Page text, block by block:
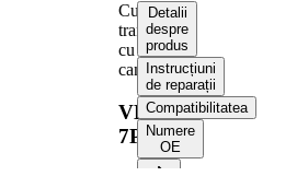
Curea
transmisie
cu
caneluri
VKMV
7PK1590
Detalii
despre
produs
Instrucțiuni
de reparații
Compatibilitatea
Numere
OE